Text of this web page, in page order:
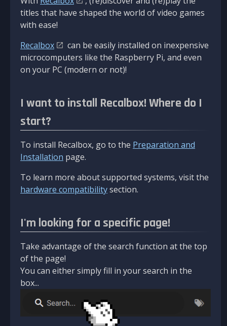
titles that have shaped the world of video games
with ease!
Recalbox
can be easily installed on inexpensive
microcomputers like the Raspberry Pi, and even
on your PC (modern or not)!
I want to install Recalbox! Where do I
start?
To install Recalbox, go to the Preparation and
Installation page.
To learn more about supported systems, visit the
hardware compatibilitysection.
I'm looking for a specific page!
Take advantage of the search function at the top
of the page!
You can either simply fill in your search in the
box...